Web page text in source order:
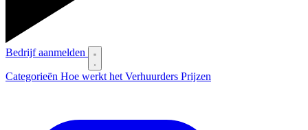
Bedrijf aanmelden
Categorieën Hoe werkt het Verhuurders Prijzen